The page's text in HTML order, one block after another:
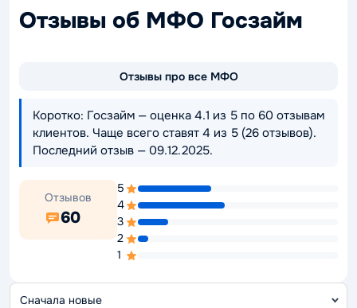
Отзывы об МФО Госзайм
Отзывы про все МФО
Коротко: Госзайм — оценка 4.1 из 5 по 60 отзывам
клиентов. Чаще всего ставят 4 из 5 (26 отзывов).
Последний отзыв — 09.12.2025.
Отзывов
60
5
4
3
2
1